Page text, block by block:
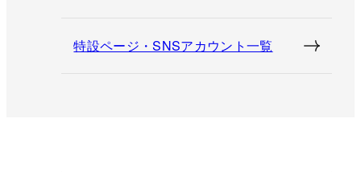
特設ページ・SNSアカウント一覧